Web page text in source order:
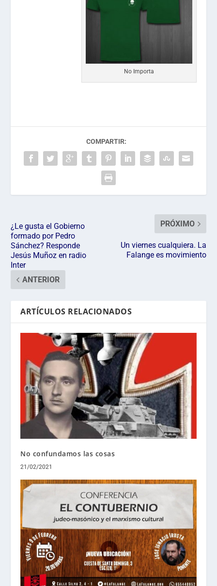
No Importa
COMPARTIR:
¿Le gusta el Gobierno
formado por Pedro
Sánchez? Responde
Jesús Muñoz en radio
Inter
ANTERIOR
PRÓXIMO
Un viernes cualquiera. La
Falange es movimiento
ARTÍCULOS RELACIONADOS
No confundamos las cosas
21/02/2021